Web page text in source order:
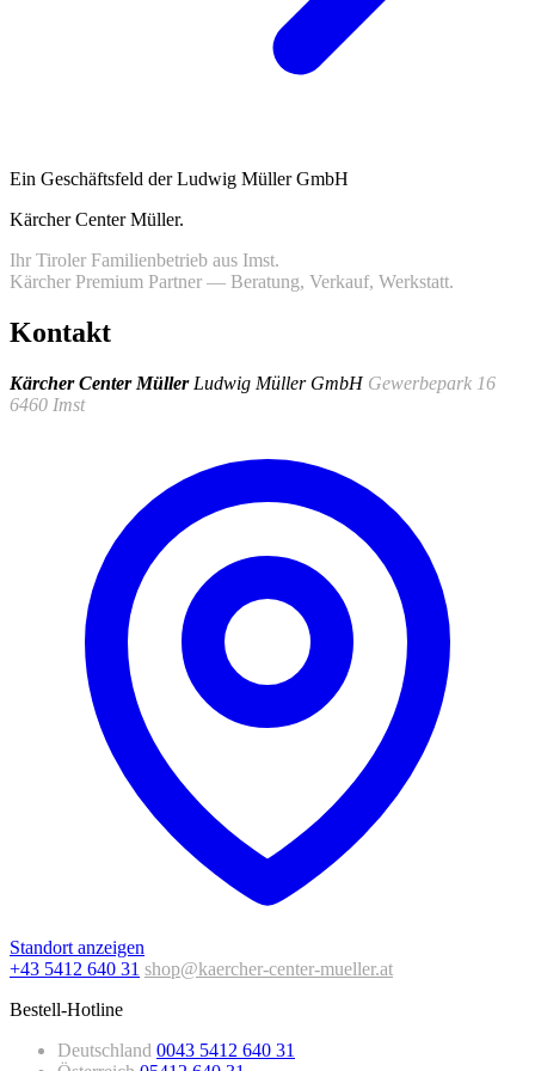
Ein Geschäftsfeld der Ludwig Müller GmbH
Kärcher Center Müller.
Ihr Tiroler Familienbetrieb aus Imst.
Kärcher Premium Partner — Beratung, Verkauf, Werkstatt.
Kontakt
Kärcher Center Müller Ludwig Müller GmbH Gewerbepark 16
6460 Imst
Standort anzeigen
+43 5412 640 31 shop@kaercher-center-mueller.at
Bestell-Hotline
Deutschland 0043 5412 640 31